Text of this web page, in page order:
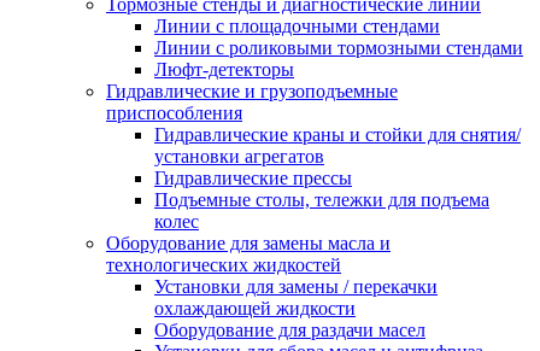
Тормозные стенды и диагностические линии
Линии с площадочными стендами
Линии с роликовыми тормозными стендами
Люфт-детекторы
Гидравлические и грузоподъемные
приспособления
Гидравлические краны и стойки для снятия/
установки агрегатов
Гидравлические прессы
Подъемные столы, тележки для подъема
колес
Оборудование для замены масла и
технологических жидкостей
Установки для замены / перекачки
охлаждающей жидкости
Оборудование для раздачи масел